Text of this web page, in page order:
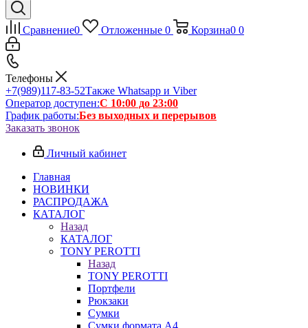
Сравнение0 Отложенные 0 Корзина0 0
Телефоны
+7(989)117-83-52Также Whatsapp и Viber
Оператор доступен:С 10:00 до 23:00
График работы:Без выходных и перерывов
Заказать звонок
Личный кабинет
Главная
НОВИНКИ
РАСПРОДАЖА
КАТАЛОГ
Назад
КАТАЛОГ
TONY PEROTTI
Назад
TONY PEROTTI
Портфели
Рюкзаки
Сумки